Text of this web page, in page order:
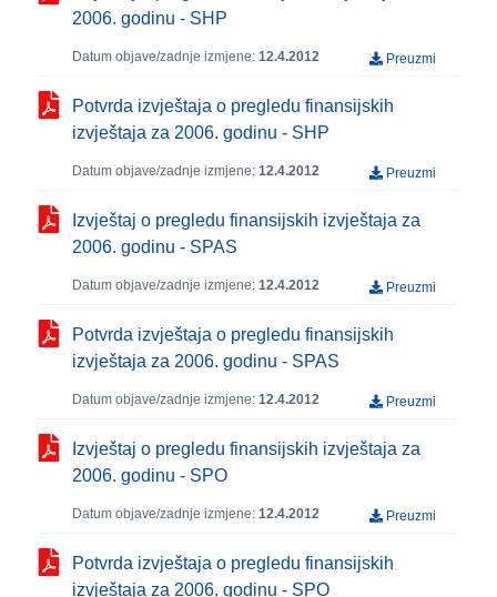
2006. godinu - SHP
Datum objave/zadnje izmjene: 12.4.2012 Preuzmi
Potvrda izvještaja o pregledu finansijskih
izvještaja za 2006. godinu - SHP
Datum objave/zadnje izmjene: 12.4.2012 Preuzmi
Izvještaj o pregledu finansijskih izvještaja za
2006. godinu - SPAS
Datum objave/zadnje izmjene: 12.4.2012 Preuzmi
Potvrda izvještaja o pregledu finansijskih
izvještaja za 2006. godinu - SPAS
Datum objave/zadnje izmjene: 12.4.2012 Preuzmi
Izvještaj o pregledu finansijskih izvještaja za
2006. godinu - SPO
Datum objave/zadnje izmjene: 12.4.2012 Preuzmi
Potvrda izvještaja o pregledu finansijskih
izvještaja za 2006. godinu - SPO